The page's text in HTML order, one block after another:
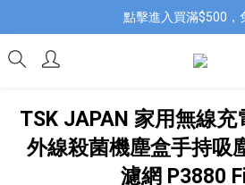
點擊進入買滿$500，
TSK JAPAN 家用無線
外線殺菌機塵盒手持吸
濾網 P3880